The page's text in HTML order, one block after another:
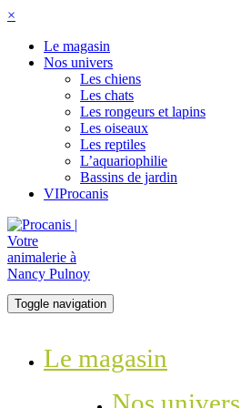
×
Le magasin
Nos univers
Les chiens
Les chats
Les rongeurs et lapins
Les oiseaux
Les reptiles
L’aquariophilie
Bassins de jardin
VIProcanis
Toggle navigation
Le magasin